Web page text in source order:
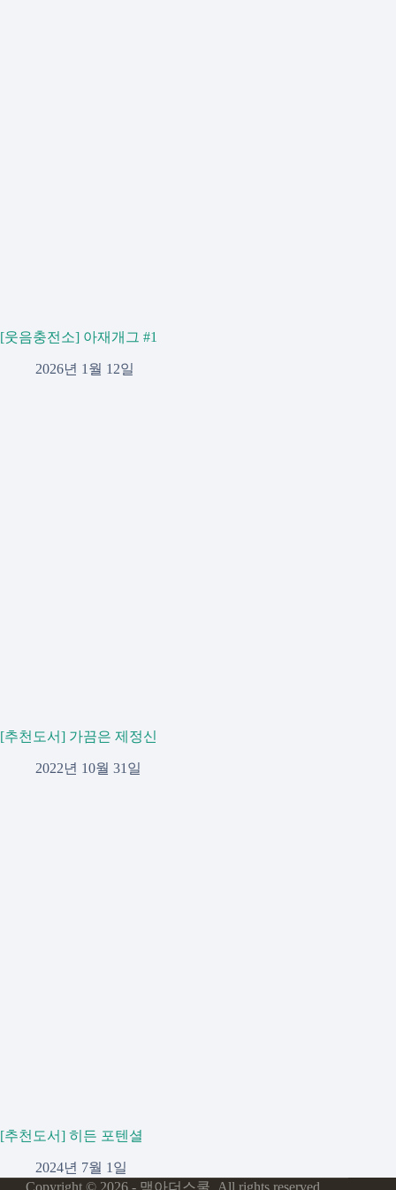
[웃음충전소] 아재개그 #1
2026년 1월 12일
[추천도서] 가끔은 제정신
2022년 10월 31일
[추천도서] 히든 포텐셜
2024년 7월 1일